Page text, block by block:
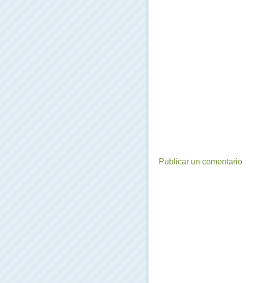
Publicar un comentario